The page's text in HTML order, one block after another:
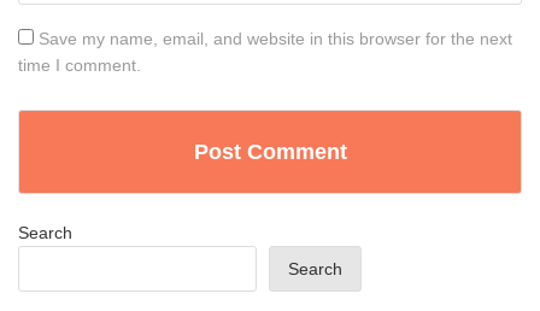
Save my name, email, and website in this browser for the next
time I comment.
Search
Search